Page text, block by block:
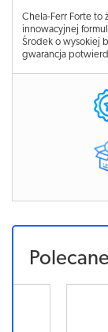
Chela-Ferr Forte
innowacyjnej
Środek o wysokiej
gwarancja